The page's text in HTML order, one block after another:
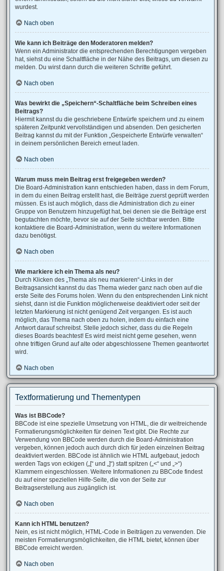
wurdest.
Nach oben
Wie kann ich Beiträge den Moderatoren melden?
Wenn ein Administrator die entsprechenden Berechtigungen vergeben
hat, siehst du eine Schaltfläche in der Nähe des Beitrags, um diesen zu
melden. Du wirst dann durch die weiteren Schritte geführt.
Nach oben
Was bewirkt die „Speichern“-Schaltfläche beim Schreiben eines
Beitrags?
Hiermit kannst du die geschriebene Entwürfe speichern und zu einem
späteren Zeitpunkt vervollständigen und absenden. Den gesicherten
Beitrag kannst du mit der Funktion „Gespeicherte Entwürfe verwalten“
in deinem persönlichen Bereich erneut laden.
Nach oben
Warum muss mein Beitrag erst freigegeben werden?
Die Board-Administration kann entschieden haben, dass in dem Forum,
in dem du einen Beitrag erstellt hast, die Beiträge zuerst geprüft werden
müssen. Es ist auch möglich, dass die Administration dich zu einer
Gruppe von Benutzern hinzugefügt hat, bei denen sie die Beiträge erst
begutachten möchte, bevor sie auf der Seite sichtbar werden. Bitte
kontaktiere die Board-Administration, wenn du weitere Informationen
dazu benötigst.
Nach oben
Wie markiere ich ein Thema als neu?
Durch Klicken des „Thema als neu markieren“-Links in der
Beitragsansicht kannst du das Thema wieder ganz nach oben auf die
erste Seite des Forums holen. Wenn du den entsprechenden Link nicht
siehst, dann ist die Funktion möglicherweise deaktiviert oder seit der
letzten Markierung ist nicht genügend Zeit vergangen. Es ist auch
möglich, das Thema nach oben zu holen, indem du einfach eine
Antwort darauf schreibst. Stelle jedoch sicher, dass du die Regeln
dieses Boards beachtest! Es wird meist nicht gerne gesehen, wenn
ohne triftigen Grund auf alte oder abgeschlossene Themen geantwortet
wird.
Nach oben
Textformatierung und Thementypen
Was ist BBCode?
BBCode ist eine spezielle Umsetzung von HTML, die dir weitreichende
Formatierungsmöglichkeiten für deinen Text gibt. Die Rechte zur
Verwendung von BBCode werden durch die Board-Administration
vergeben, können jedoch auch durch dich für jeden einzelnen Beitrag
deaktiviert werden. BBCode ist ähnlich wie HTML aufgebaut, jedoch
werden Tags von eckigen („[“ und „]“) statt spitzen („<“ und „>“)
Klammern eingeschlossen. Weitere Informationen zu BBCode findest
du auf einer speziellen Hilfe-Seite, die von der Seite zur
Beitragserstellung aus zugänglich ist.
Nach oben
Kann ich HTML benutzen?
Nein, es ist nicht möglich, HTML-Code in Beiträgen zu verwenden. Die
meisten Formatierungsmöglichkeiten, die HTML bietet, können über
BBCode erreicht werden.
Nach oben